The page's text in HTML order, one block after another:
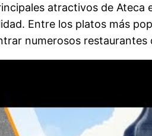
atractivos de Ateca
Entre los platos más
numerosos